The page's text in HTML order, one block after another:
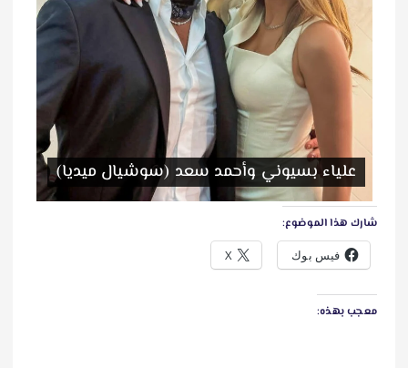
علياء بسيوني وأحمد سعد (سوشيال ميديا)
شارك هذا الموضوع:
فيس بوك X
معجب بهذه: